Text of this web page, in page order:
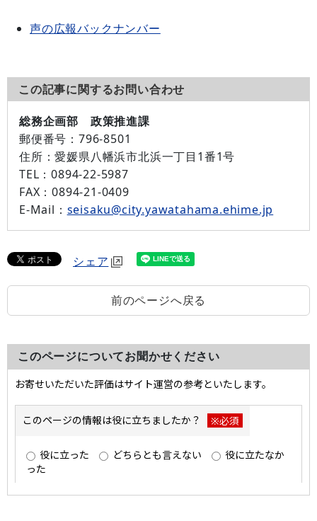
声の広報バックナンバー
この記事に関するお問い合わせ
総務企画部 政策推進課
郵便番号： 796-8501
住所：愛媛県八幡浜市北浜一丁目1番1号
TEL：0894-22-5987
FAX：0894-21-0409
E-Mail： seisaku@city.yawatahama.ehime.jp
シェア
前のページへ戻る
このページについてお聞かせください